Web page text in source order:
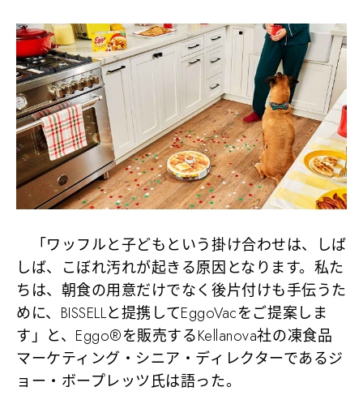
「ワッフルと子どもという掛け合わせは、しば
しば、こぼれ汚れが起きる原因となります。私た
ちは、朝食の用意だけでなく後片付けも手伝うた
めに、BISSELLと提携してEggoVacをご提案しま
す」と、Eggo®を販売するKellanova社の凍食品
マーケティング・シニア・ディレクターであるジ
ョー・ボープレッツ氏は語った。